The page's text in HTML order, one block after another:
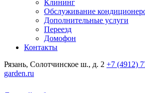
Клининг
Обслуживание
Дополнительные услуги
Переезд
Домофон
Контакты
Рязань, Солотчинское ш., д. 2 +7 (4912)
garden.ru